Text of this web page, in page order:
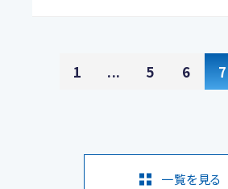
1 ... 5 6 7
一覧を見る